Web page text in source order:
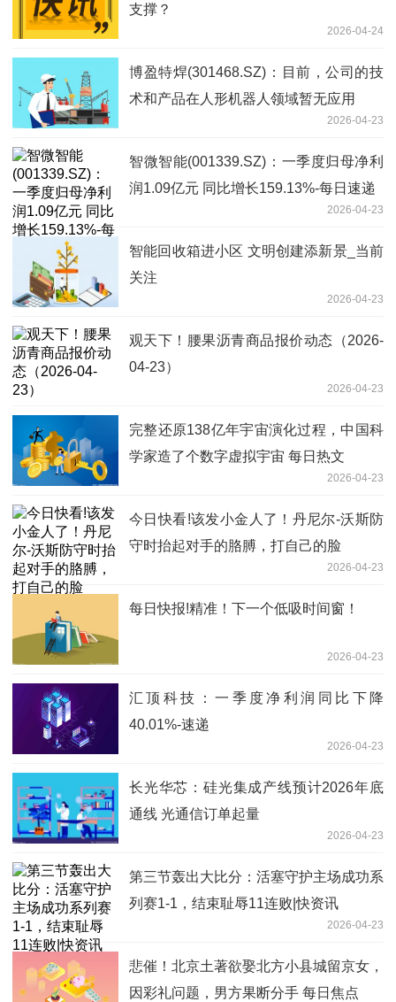
支撑？
2026-04-24
博盈特焊(301468.SZ)：目前，公司的技
术和产品在人形机器人领域暂无应用
2026-04-23
智微智能(001339.SZ)：一季度归母净利
润1.09亿元 同比增长159.13%-每日速递
2026-04-23
智能回收箱进小区 文明创建添新景_当前
关注
2026-04-23
观天下！腰果沥青商品报价动态（2026-
04-23）
2026-04-23
完整还原138亿年宇宙演化过程，中国科
学家造了个数字虚拟宇宙 每日热文
2026-04-23
今日快看!该发小金人了！丹尼尔-沃斯防
守时抬起对手的胳膊，打自己的脸
2026-04-23
每日快报!精准！下一个低吸时间窗！
2026-04-23
汇顶科技：一季度净利润同比下降
40.01%-速递
2026-04-23
长光华芯：硅光集成产线预计2026年底
通线 光通信订单起量
2026-04-23
第三节轰出大比分：活塞守护主场成功系
列赛1-1，结束耻辱11连败|快资讯
2026-04-23
悲催！北京土著欲娶北方小县城留京女，
因彩礼问题，男方果断分手 每日焦点